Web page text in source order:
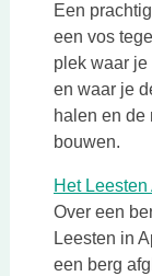
Een
een vos
plek waar
en waar je
halen en de
bouwen.
Het
Over een
Leesten in
een berg